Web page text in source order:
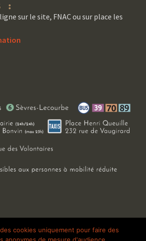
:
sur le site, FNAC ou sur place les
Blomet | Tous droits réservés | Mentions légales
cookies uniquement pour faire des